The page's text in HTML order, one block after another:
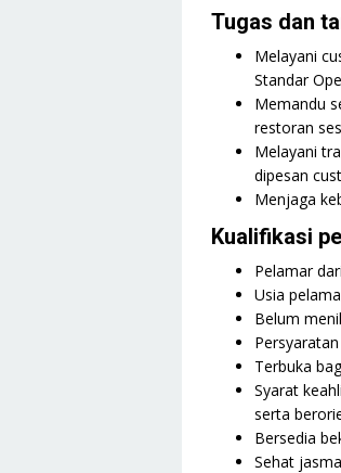
Tugas dan
Melayani
Standar
Memandu
restoran
Melayani
dipesan
Menjaga
Kualifikasi
Pelamar
Usia
Belum
Terbuka
Syarat
serta
Bersedia
Sehat